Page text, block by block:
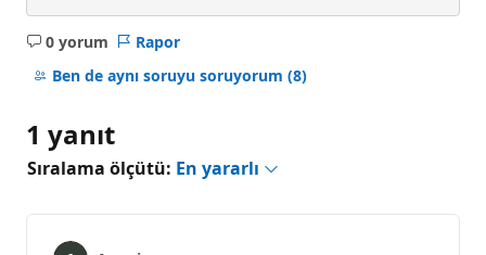
0 yorum
Açıklama
yok
Rapor
Ben de aynı soruyu soruyorum (8)
1 yanıt
Sıralama ölçütü: En yararlı